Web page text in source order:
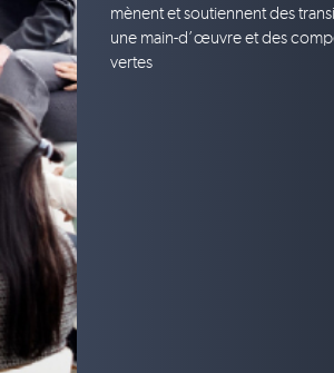
mènent et soutiennent des
une main-d’œuvre et des
vertes